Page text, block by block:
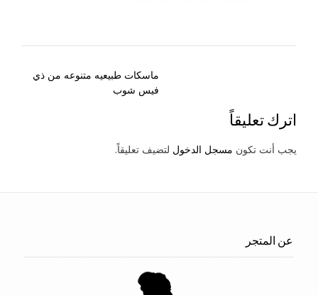
ماسكات طبيعيه متنوعه من ذي
فيس شوب
اترك تعليقاً
يجب أنت تكون مسجل الدخول لتضيف تعليقاً.
عن المتجر